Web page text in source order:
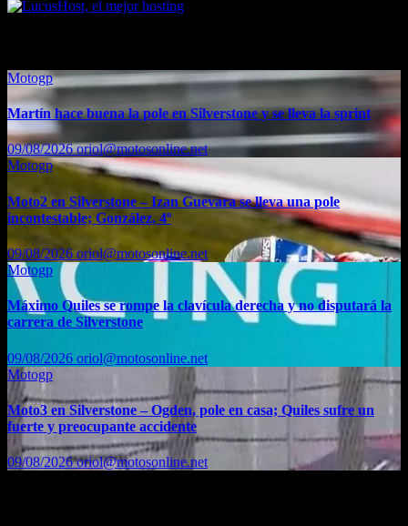
Motogp
Martín hace buena la pole en Silverstone y se lleva la sprint
09/08/2026oriol@motosonline.net
Motogp
Moto2 en Silverstone – Izan Guevara se lleva una pole
incontestable; González, 4º
09/08/2026 oriol@motosonline.net
Motogp
Máximo Quiles se rompe la clavícula derecha y no disputará la
carrera de Silverstone
09/08/2026 oriol@motosonline.net
Motogp
Moto3 en Silverstone – Ogden, pole en casa; Quiles sufre un
fuerte y preocupante accidente
09/08/2026oriol@motosonline.net